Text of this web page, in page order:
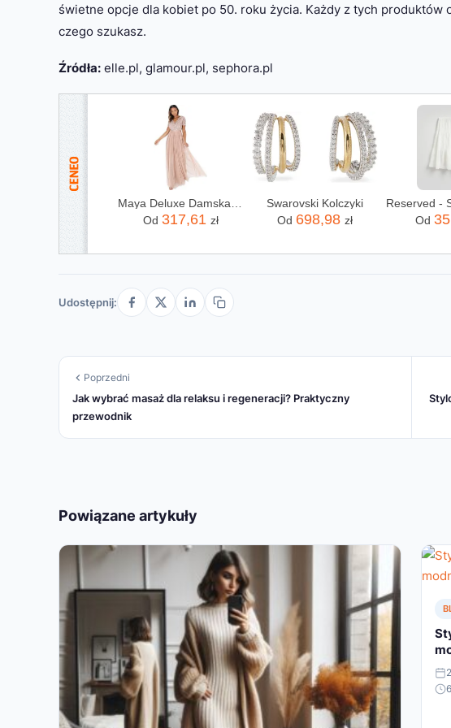
świetne opcje dla kobiet po 50. roku życia. Każdy z tych
czego szukasz.
Źródła: elle.pl, glamour.pl, sephora.pl
Od 317,61 zł
Swarovski Kolczyki
Od 698,98 zł
Od
Udostępnij:
Poprzedni
Jak wybrać masaż dla relaksu i regeneracji? Praktyczny
przewodnik
Powiązane artykuły